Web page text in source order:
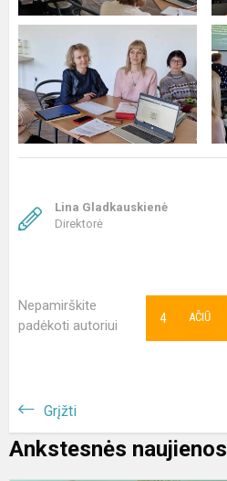
Lina Gladkauskienė
Direktorė
Nepamirškite
padėkoti autoriui
AČIŪ
4
Grįžti
Ankstesnės naujienos